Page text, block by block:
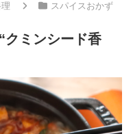
スパイスおかず
クミンシード香